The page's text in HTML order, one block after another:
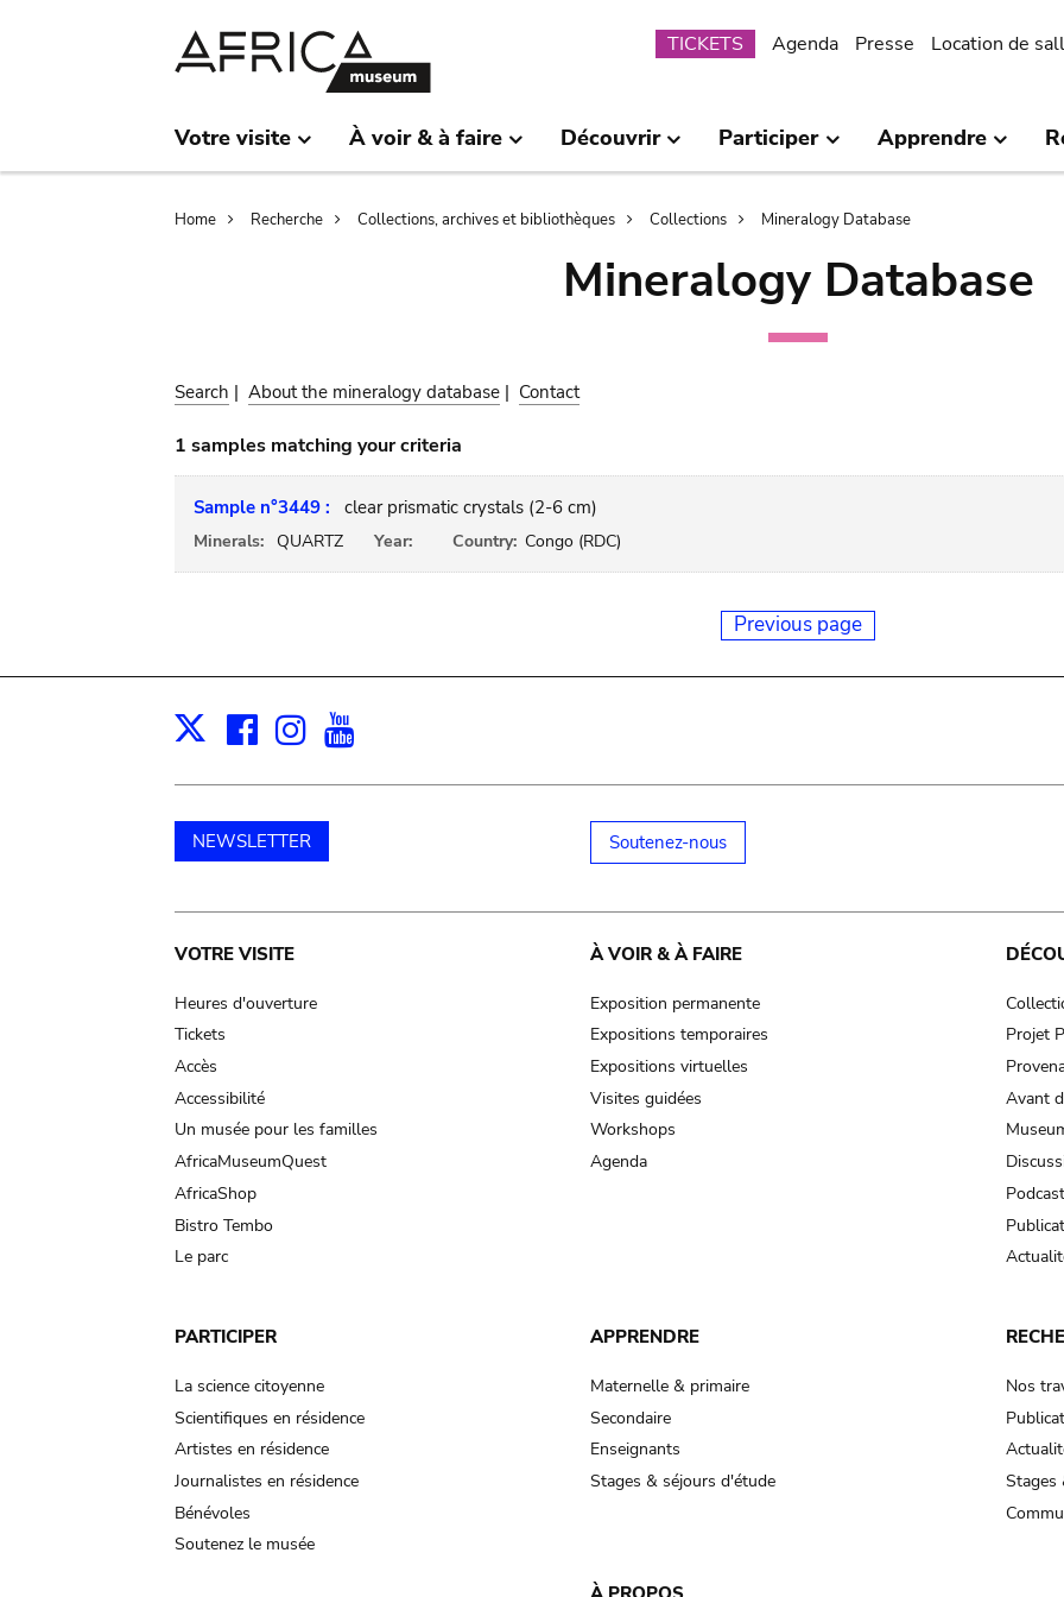
Submenu
TICKETS Agenda Presse Location de
Votre visite À voir & à faire Découvrir Participer Apprendre
Breadcrumb
Home Recherche Collections, archives et bibliothèques Collections Mineralogy Database
Mineralogy Database
Search | About the mineralogy database | Contact
1 samples matching your criteria
Sample n°3449 : clear prismatic crystals (2-6 cm)
Minerals: QUARTZ Year: Country: Congo (RDC)
Previous page
X Facebook
Instagram
NEWSLETTER Soutenez-nous
Main
navigation
VOTRE VISITE
Heures d'ouverture
Tickets
Accès
Accessibilité
Un musée pour les familles
AfricaMuseumQuest
AfricaShop
Bistro Tembo
Le parc
À VOIR & À FAIRE
Exposition permanente
Expositions temporaires
Expositions virtuelles
Visites guidées
Workshops
Agenda
Projet
Avant
PARTICIPER
La science citoyenne
Scientifiques en résidence
Artistes en résidence
Journalistes en résidence
Bénévoles
Soutenez le musée
APPRENDRE
Maternelle & primaire
Secondaire
Enseignants
Stages & séjours d'étude
Nos
Stages